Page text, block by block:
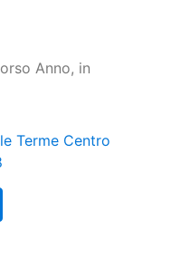
Anno, in
Terme Centro
CENONE e